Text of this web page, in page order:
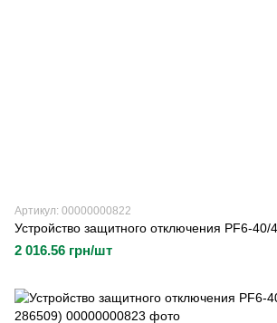
Артикул: 00000000822
Устройство защитного отключения PF6-40/
2 016.56 грн/шт